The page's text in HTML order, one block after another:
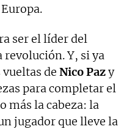
ser el líder del
Y, si ya
vueltas de Nico Pazy
para completar el
más la cabeza: la
jugador que lleve la